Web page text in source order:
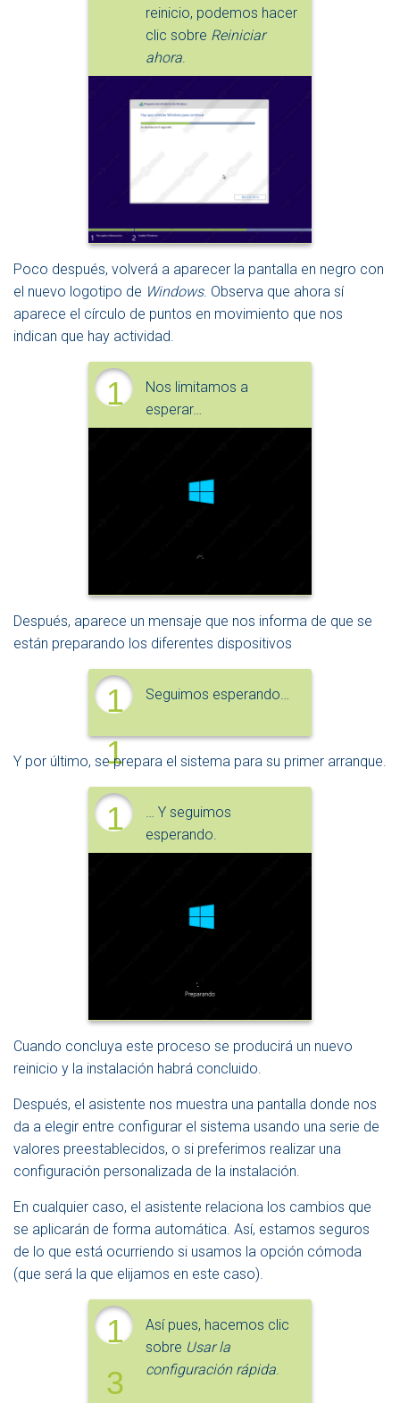
reinicio, podemos hacer
clic sobre Reiniciar
ahora.
Poco después, volverá a aparecer la pantalla en negro con
el nuevo logotipo de Windows. Observa que ahora sí
aparece el círculo de puntos en movimiento que nos
indican que hay actividad.
1
Nos limitamos a
esperar…
Después, aparece un mensaje que nos informa de que se
están preparando los diferentes dispositivos
1
1
Seguimos esperando…
Y por último, se prepara el sistema para su primer arranque.
1
… Y seguimos
esperando.
Cuando concluya este proceso se producirá un nuevo
reinicio y la instalación habrá concluido.
Después, el asistente nos muestra una pantalla donde nos
da a elegir entre configurar el sistema usando una serie de
valores preestablecidos, o si preferimos realizar una
configuración personalizada de la instalación.
En cualquier caso, el asistente relaciona los cambios que
se aplicarán de forma automática. Así, estamos seguros
de lo que está ocurriendo si usamos la opción cómoda
(que será la que elijamos en este caso).
1
3
Así pues, hacemos clic
sobre Usar la
configuración rápida.